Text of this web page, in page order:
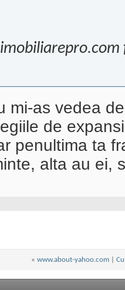
mi-as vedea
de
penultima ta
alta au ei,
« www.about-yahoo.com|